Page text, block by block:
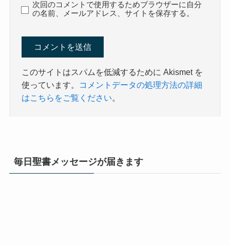
次回のコメントで使用するためブラウザーに自分
の名前、メールアドレス、サイトを保存する。
このサイトはスパムを低減するために Akismet を
使っています。
コメントデータの処理方法の詳細
はこちらをご覧ください。
毎日聖書メッセージが届きます